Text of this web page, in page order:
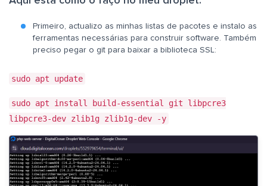
Primeiro, actualizo as minhas listas de pacotes e instalo as
ferramentas necessárias para construir software. Também
preciso pegar o git para baixar a biblioteca SSL:
sudo apt update
sudo apt install build-essential git libpcre3
libpcre3-dev zlib1g zlib1g-dev -y